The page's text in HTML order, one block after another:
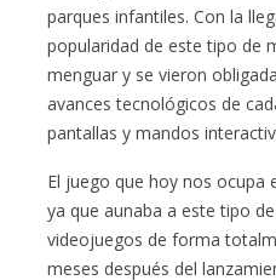
parques infantiles. Con la
popularidad de este tipo de
menguar y se vieron
avances tecnológicos de
pantallas y mandos
El juego que hoy nos ocupa
ya que aunaba a este tipo
videojuegos de forma
meses después del